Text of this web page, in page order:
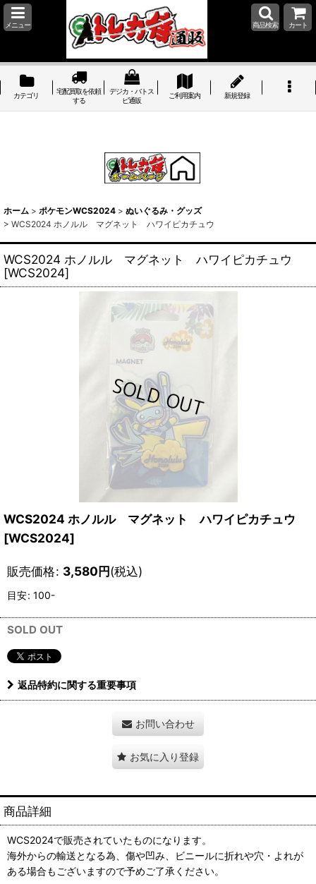
メニュー 商品検索 カート
カテゴリ
宅配買取を依頼
する
デジカ・バトス
ピ通販
ご利用案内 新規登録
ホーム > ポケモンWCS2024 > ぬいぐるみ・グッズ
> WCS2024 ホノルル マグネット ハワイピカチュウ
WCS2024 ホノルル マグネット ハワイピカチュウ
[WCS2024]
WCS2024 ホノルル マグネット ハワイピカチュウ
[WCS2024]
販売価格: 3,580円(税込)
目安: 100-
SOLD OUT
返品特約に関する重要事項
お問い合わせ
お気に入り登録
商品詳細
WCS2024で販売されていたものになります。
海外からの輸送となる為、傷や凹み、ビニールに折れや穴・よれが
ある場合もございますので予めご了承ください。